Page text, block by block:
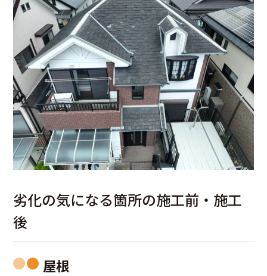
劣化の気になる箇所の施工前・施工
後
屋根